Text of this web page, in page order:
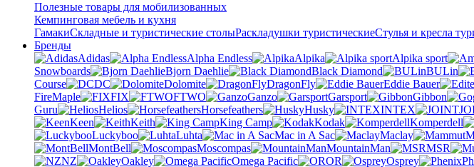
Полезные товары для мобилизованных
Кемпинговая мебель и кухня
ГамакиСкладные и туристические столыРаскладушки туристическиеСтулья и кресла
Бренды
Adidas
Alpha Endless Alpika Alpika sport
Snowboards
Bjorn Daehlie Black Diamond BULin
Course
DC Dolomite DragonFly Eddie Bauer
FireMaple
FIX FTWO Ganzo Garsport Gibbon
Guru
Helios Horsefeathers Husky INTEX
Keen
Keith King Camp Kodak Komperdell
Luckyboo
Luhta Mac in A Sac Maclay
MontBell
Moscompas MountainMan MSR
NZ
Oakley Omega Pacific OR Osprey